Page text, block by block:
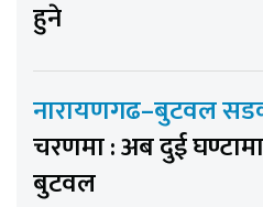
हुने
नारायणगढ–बुटवल
चरणमा : अब दुई
बुटवल